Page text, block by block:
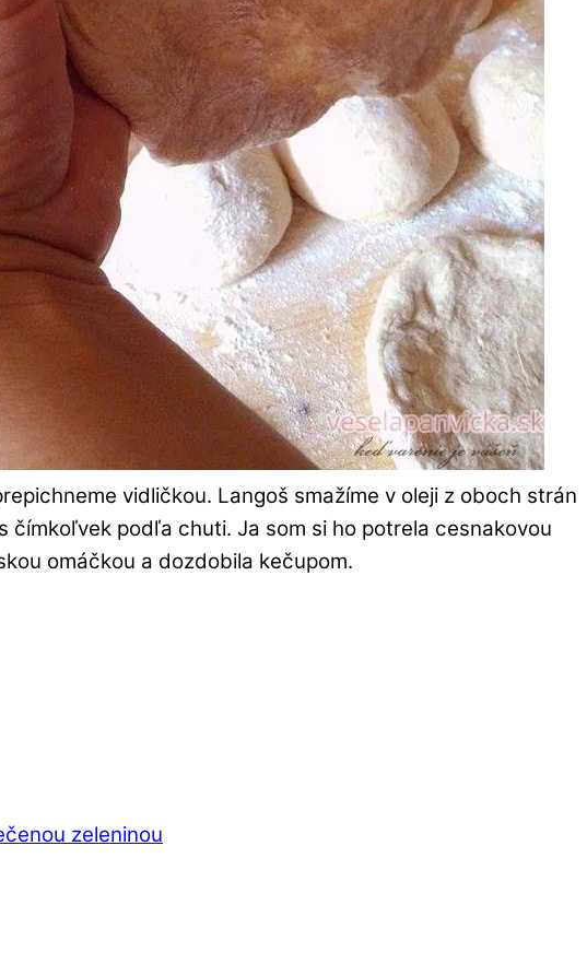
vidličkou. Langoš smažíme v oleji z oboch strán
čímkoľvek podľa chuti. Ja som si ho potrela cesnakovou
omáčkou a dozdobila kečupom.
zeleninou